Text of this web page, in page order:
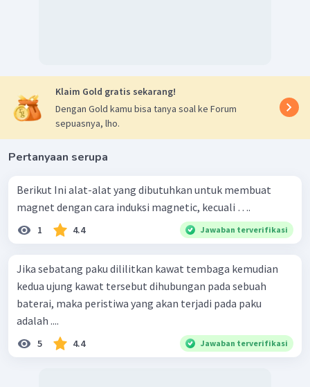
Klaim Gold gratis sekarang!
Dengan Gold kamu bisa tanya soal ke Forum
sepuasnya, lho.
Pertanyaan serupa
Berikut Ini alat-alat yang dibutuhkan untuk membuat
magnet dengan cara induksi magnetic, kecuali ….
1 4.4 Jawaban terverifikasi
Jika sebatang paku dililitkan kawat tembaga kemudian
kedua ujung kawat tersebut dihubungan pada sebuah
baterai, maka peristiwa yang akan terjadi pada paku
adalah ....
5 4.4 Jawaban terverifikasi